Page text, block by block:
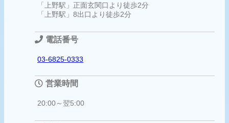
「上野駅」正面玄関口より徒歩2分
「上野駅」8出口より徒歩2分
電話番号
03-6825-0333
営業時間
20:00～翌5:00